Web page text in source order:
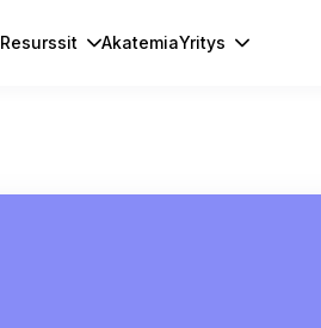
Resurssit AkatemiaYritys